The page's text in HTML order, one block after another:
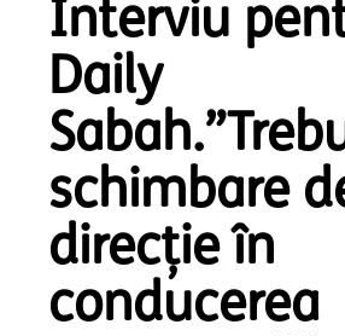
Interviu
Daily
schimbare
direcție în
conducerea